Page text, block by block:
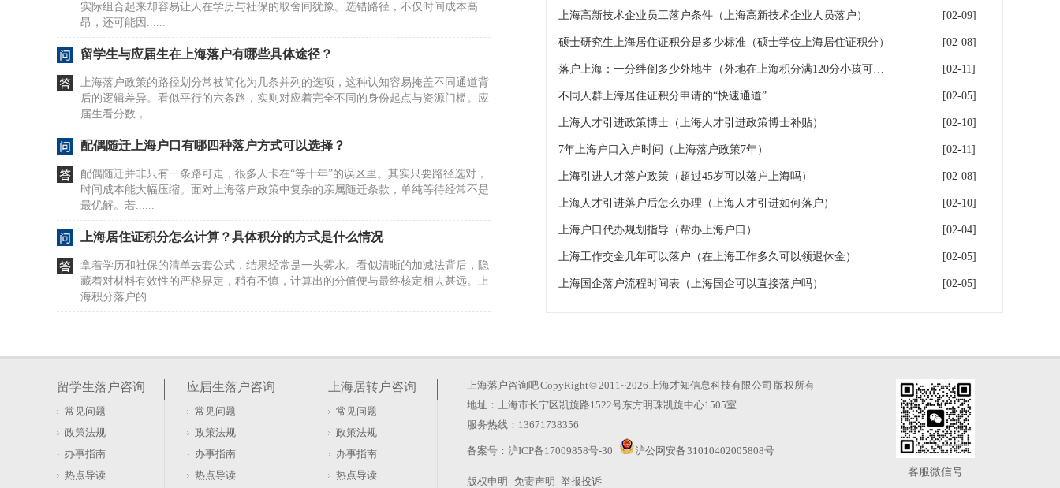
实际组合起来却容易让人在学历与社保的取舍间犹豫。选错路径，不仅时间成本高
昂，还可能因......
留学生与应届生在上海落户有哪些具体途径？
上海落户政策的路径划分常被简化为几条并列的选项，这种认知容易掩盖不同通道背
后的逻辑差异。看似平行的六条路，实则对应着完全不同的身份起点与资源门槛。应
届生看分数，......
配偶随迁上海户口有哪四种落户方式可以选择？
配偶随迁并非只有一条路可走，很多人卡在“等十年”的误区里。其实只要路径选对，
时间成本能大幅压缩。面对上海落户政策中复杂的亲属随迁条款，单纯等待经常不是
最优解。若......
上海居住证积分怎么计算？具体积分的方式是什么情况
拿着学历和社保的清单去套公式，结果经常是一头雾水。看似清晰的加减法背后，隐
藏着对材料有效性的严格界定，稍有不慎，计算出的分值便与最终核定相去甚远。上
海积分落户的......
很多人盯着社保和劳动合同，以为这是办证的硬门槛。2026年的政策调整却反其道而
本与租赁......
软考证书能否用于上海居住证积分落户办理
盯着软考证书发呆，以为拿到手就能直接兑换上海户口？这种想法太天真。上海积分
卡在有了证......
上海高新技术企业员工落户条件（上海高新技术企业人员落户） [02-09]
硕士研究生上海居住证积分是多少标准（硕士学位上海居住证积分） [02-08]
落户上海：一分绊倒多少外地生（外地在上海积分满120分小孩可以考上海大学吗） [02-11]
不同人群上海居住证积分申请的“快速通道” [02-05]
上海人才引进政策博士（上海人才引进政策博士补贴） [02-10]
7年上海户口入户时间（上海落户政策7年） [02-11]
上海引进人才落户政策（超过45岁可以落户上海吗） [02-08]
上海人才引进落户后怎么办理（上海人才引进如何落户） [02-10]
上海户口代办规划指导（帮办上海户口） [02-04]
上海工作交金几年可以落户（在上海工作多久可以领退休金） [02-05]
上海国企落户流程时间表（上海国企可以直接落户吗） [02-05]
留学生落户咨询
常见问题
政策法规
办事指南
热点导读
应届生落户咨询
常见问题
政策法规
办事指南
热点导读
上海居转户咨询
常见问题
政策法规
办事指南
热点导读
上海落户咨询吧CopyRight © 2011~2026 上海才知信息科技有限公司 版权所有
地址：上海市长宁区凯旋路1522号东方明珠凯旋中心1505室
服务热线：13671738356
备案号： 沪ICP备17009858号-30 沪公网安备 31010402005808号
版权申明 免责声明 举报投诉
客服微信号